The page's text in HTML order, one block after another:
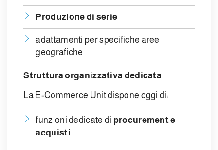
Produzione di serie
adattamenti per specifiche aree
geografiche
Struttura organizzativa dedicata
La E-Commerce Unit dispone oggi di:
funzioni dedicate di procurement e
acquisti